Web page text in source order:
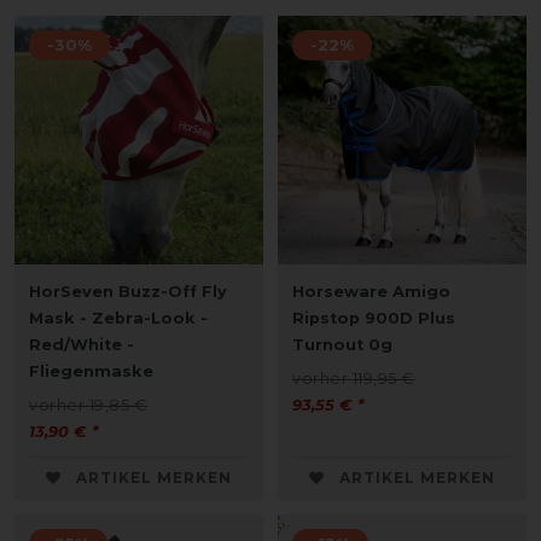
-30%
HorSeven Buzz-Off Fly
Mask - Zebra-Look -
Red/White -
Fliegenmaske
vorher 19,85 €
13,90 € *
ARTIKEL MERKEN
-22%
Horseware Amigo
Ripstop 900D Plus
Turnout 0g
vorher 119,95 €
93,55 € *
ARTIKEL MERKEN